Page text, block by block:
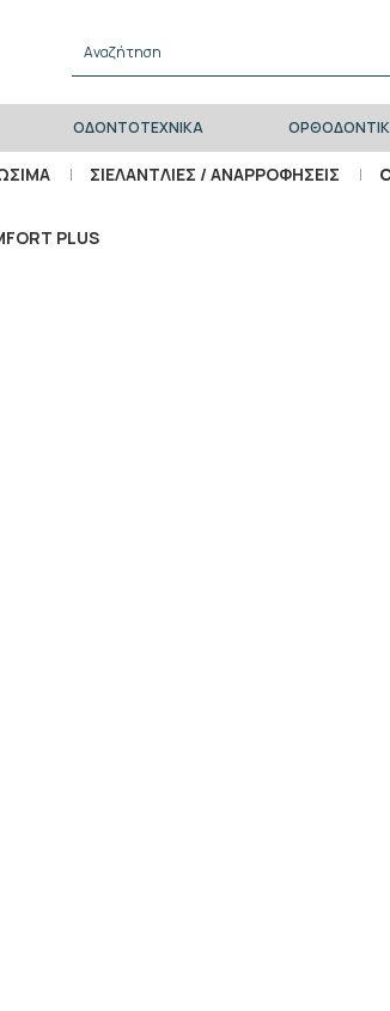
ΟΔΟΝΤΟΤΕΧΝΙΚΑ
ΣΙΕΛΑΝΤΛΙΕΣ / ΑΝΑΡΡΟΦΗΣΕΙΣ